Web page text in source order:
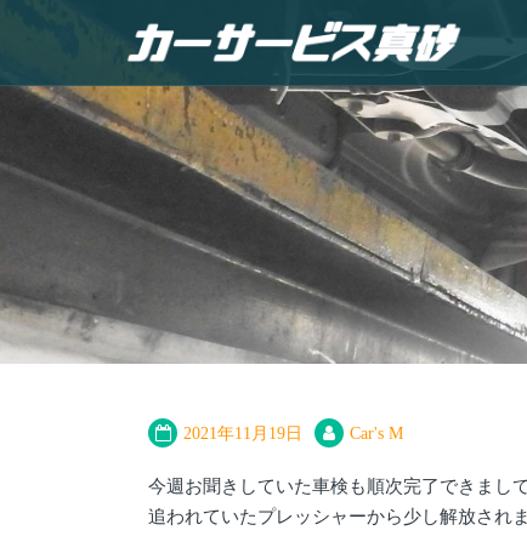
2021年11月19日 Car's M
今週お聞きしていた車検も順次完了できまして
追われていたプレッシャーから少し解放され